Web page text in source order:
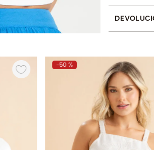
-50 %